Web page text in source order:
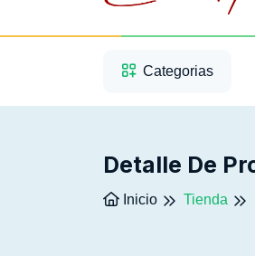
Categorias
Detalle De
Inicio Tienda